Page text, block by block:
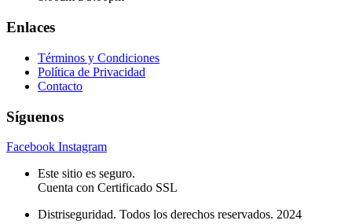
Enlaces
Términos y Condiciones
Política de Privacidad
Contacto
Síguenos
Facebook Instagram
Este sitio es seguro.
Cuenta con Certificado SSL
Distriseguridad. Todos los derechos reservados. 2024